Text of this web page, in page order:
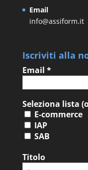
Email
info@assiform.it
Iscriviti alla
Email *
Seleziona lista
E-commerce
IAP
SAB
Titolo